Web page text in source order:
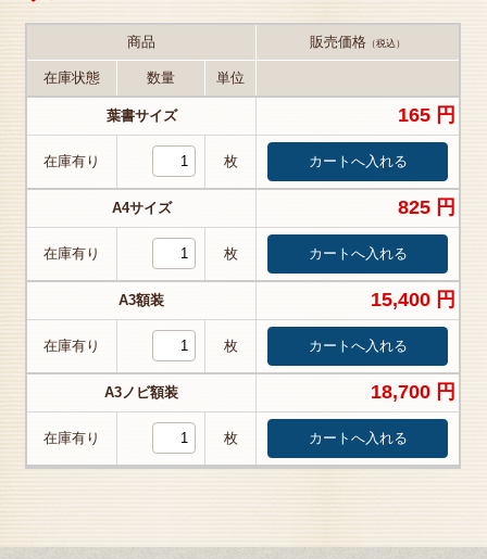
商品 販売価格 （税込）
在庫状態 数量 単位
葉書サイズ 165 円
在庫有り 枚
A4サイズ 825 円
在庫有り 枚
A3額装 15,400 円
在庫有り 枚
A3ノビ額装 18,700 円
在庫有り 枚